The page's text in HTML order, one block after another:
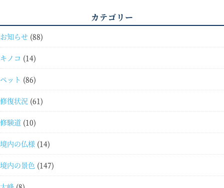
カテゴリー
お知らせ (88)
キノコ (14)
ペット (86)
修復状況 (61)
修験道 (10)
境内の仏様 (14)
境内の景色 (147)